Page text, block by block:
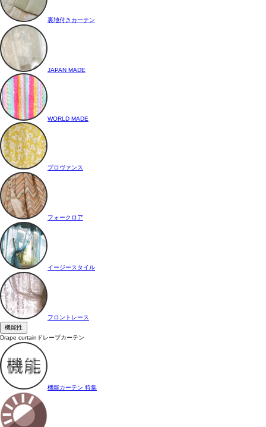
裏地付きカーテン
JAPAN MADE
WORLD MADE
プロヴァンス
フォークロア
イージースタイル
フロントレース
機能性
Drape curtain ドレープカーテン
機能カーテン 特集